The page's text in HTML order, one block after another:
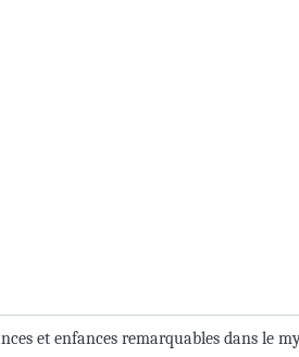
et enfances remarquables dans le